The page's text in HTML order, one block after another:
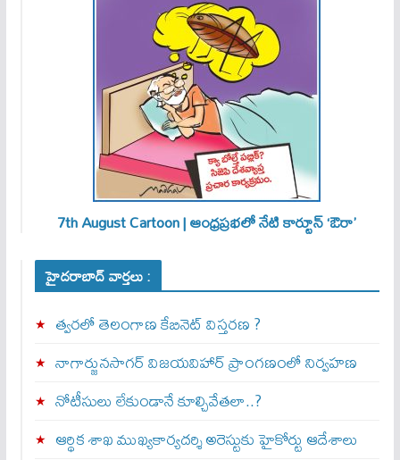
7th August Cartoon | ఆంధ్రప్రభలో నేటి కార్టూన్ ‘ఔరా’
హైదరాబాద్ వార్తలు :
త్వ‌ర‌లో తెలంగాణ కేబినెట్ విస్తరణ ?
నాగార్జునసాగర్ విజయవిహార్ ప్రాంగణంలో నిర్వహణ
నోటీసులు లేకుండానే కూల్చివేతలా..?
ఆర్థిక శాఖ ముఖ్యకార్యదర్శి అరెస్టుకు హైకోర్టు ఆదేశాలు